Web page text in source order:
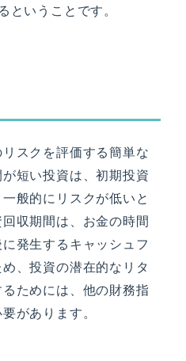
ということです。
スクを評価する簡単な
短い投資は、初期投資
般的にリスクが低いと
収期間は、お金の時間
発生するキャッシュフ
、投資の潜在的なリタ
ためには、他の財務指
があります。